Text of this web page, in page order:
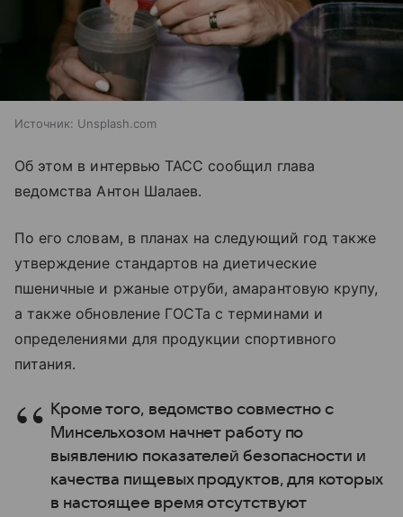
Источник: Unsplash.com
Об этом в интервью ТАСС сообщил глава
ведомства Антон Шалаев.
По его словам, в планах на следующий год также
утверждение стандартов на диетические
пшеничные и ржаные отруби, амарантовую крупу,
а также обновление ГОСТа с терминами и
определениями для продукции спортивного
питания.
Кроме того, ведомство совместно с
Минсельхозом начнет работу по
выявлению показателей безопасности и
качества пищевых продуктов, для которых
в настоящее время отсутствуют